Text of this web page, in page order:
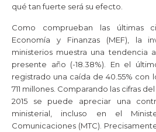
qué tan fuerte será su efecto.
Como comprueban las últimas
Economía y Finanzas (MEF), la
ministerios muestra una tendencia
presente año (-18.38%). En el
registrado una caída de 40.55% con
711 millones. Comparando las cifras
2015 se puede apreciar una
ministerial, incluso en el
Comunicaciones (MTC).